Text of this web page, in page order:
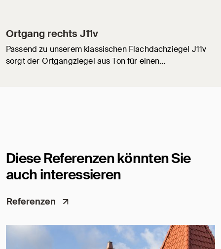
Ortgang rechts J11v
Passend zu unserem klassischen Flachdachziegel J11v
sorgt der Ortgangziegel aus Ton für einen…
Diese Referenzen könnten Sie
auch interessieren
Referenzen